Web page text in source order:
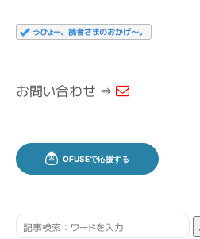
うひょー、読者さまのおかげ～。
お問い合わせ ⇒